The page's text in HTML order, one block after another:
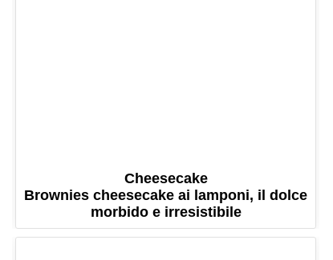
Cheesecake
Brownies cheesecake ai lamponi, il dolce
morbido e irresistibile